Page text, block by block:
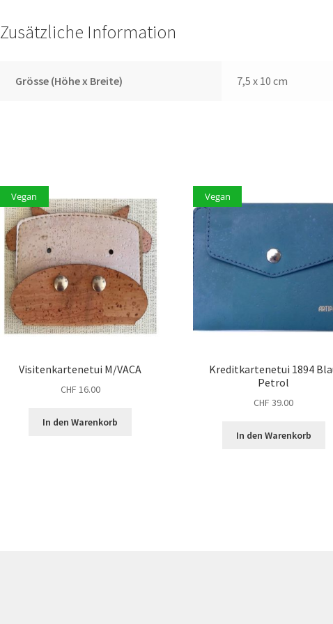
Zusätzliche Information
Grösse (Höhe x Breite) 7,5 x 10 cm
Vegan
Visitenkartenetui M/VACA
CHF 16.00
In den Warenkorb
Vegan
Kreditkartenetui 1894
Petrol
CHF 39.00
In den Warenkorb